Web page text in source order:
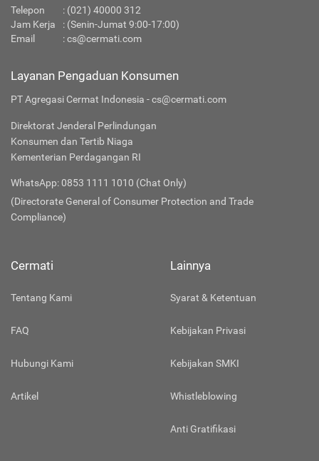
Telepon : (021) 40000 312
Jam Kerja
: (Senin-Jumat 9:00-17:00)
Email
:cs@cermati.com
Layanan Pengaduan Konsumen
PT Agregasi Cermat Indonesia - cs@cermati.com
Direktorat Jenderal Perlindungan
Konsumen dan Tertib Niaga
Kementerian Perdagangan RI
WhatsApp: 0853 1111 1010 (Chat Only)
(Directorate General of Consumer Protection and Trade
Compliance)
Cermati
Tentang Kami
FAQ
Hubungi Kami
Artikel
Lainnya
Syarat & Ketentuan
Kebijakan Privasi
Kebijakan SMKI
Whistleblowing
Anti Gratifikasi